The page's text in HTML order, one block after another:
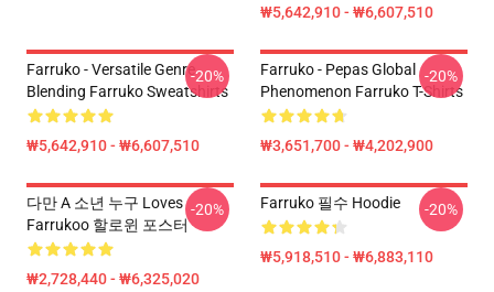
₩5,642,910 - ₩6,607,510
Farruko - Versatile Genre
Blending Farruko Sweatshirts
₩5,642,910 - ₩6,607,510
-20%
Farruko - Pepas Global
Phenomenon Farruko T-Shirts
₩3,651,700 - ₩4,202,900
-20%
다만 A 소년 누구 Loves
Farrukoo 할로윈 포스터
₩2,728,440 - ₩6,325,020
-20% Farruko 필수 Hoodie
₩5,918,510 - ₩6,883,110
-20%